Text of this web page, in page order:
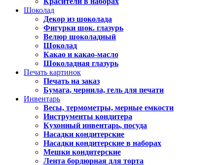
Шоколад
Декор из шоколада
Фигурки шок. глазурь
Велюр шоколадный
Шоколад
Какао и какао-масло
Шоколадная глазурь
Печать картинок
Печать на заказ
Бумага, чернила, гель для печати
Инвентарь
Весы, термометры, мерные емкости
Инструменты кондитера
Кухонный инвентарь, посуда
Насадки кондитерские
Насадки кондитерские в наборах
Мешки кондитерские
Лента бордюрная для торта